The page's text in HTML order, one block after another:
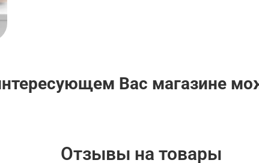
Вас магазине
Отзывы на товары